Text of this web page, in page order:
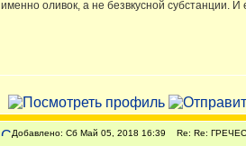
именно оливок, а не безвкусной субстанции.
Добавлено: Сб Май 05, 2018 16:39 Re: Re: